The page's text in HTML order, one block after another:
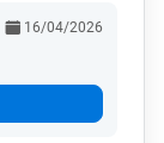
16/04/2026